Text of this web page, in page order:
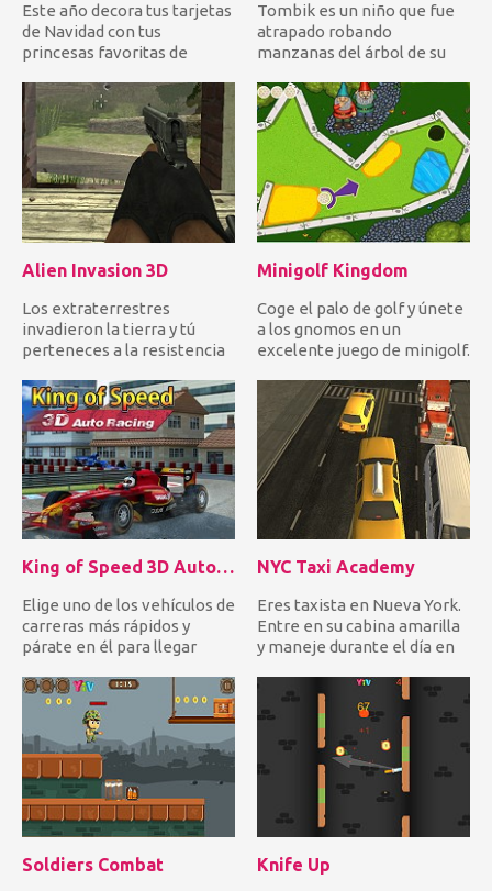
Este año decora tus tarjetas
de Navidad con tus
princesas favoritas de
Tombik es un niño que fue
atrapado robando
manzanas del árbol de su
salta...
Alien Invasion 3D
Los extraterrestres
invadieron la tierra y tú
perteneces a la resistencia
Minigolf Kingdom
Coge el palo de golf y únete
a los gnomos en un
excelente juego de minigolf.
King of Speed 3D Auto Racing
Elige uno de los vehículos de
carreras más rápidos y
párate en él para llegar
NYC Taxi Academy
Eres taxista en Nueva York.
Entre en su cabina amarilla
y maneje durante el día en
Soldiers Combat Knife Up